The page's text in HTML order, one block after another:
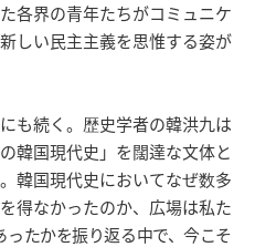
各界の青年たちがコミュニケ
しい民主主義を思惟する姿が
も続く。歴史学者の韓洪九は
韓国現代史」を闊達な文体と
韓国現代史においてなぜ数多
得なかったのか、広場は私た
たかを振り返る中で、今こそ